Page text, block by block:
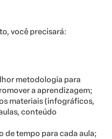
você precisará:
metodologia para
a aprendizagem;
materiais (infográficos,
conteúdo
de tempo para cada aula;